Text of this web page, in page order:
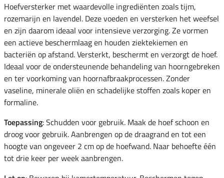
Hoefversterker met waardevolle ingrediënten zoals tijm,
rozemarijn en lavendel. Deze voeden en versterken het weefsel
en zijn daarom ideaal voor intensieve verzorging. Ze vormen
een actieve beschermlaag en houden ziektekiemen en
bacteriën op afstand. Versterkt, beschermt en verzorgt de hoef.
Ideaal voor de ondersteunende behandeling van hoorngebreken
en ter voorkoming van hoornafbraakprocessen. Zonder
vaseline, minerale oliën en schadelijke stoffen zoals koper en
formaline.
Toepassing: Schudden voor gebruik. Maak de hoef schoon en
droog voor gebruik. Aanbrengen op de draagrand en tot een
hoogte van ongeveer 2 cm op de hoefwand. Naar behoefte één
tot drie keer per week aanbrengen.